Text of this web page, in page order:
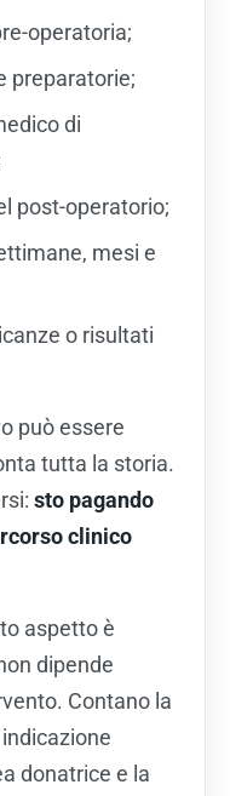
operatoria;
preparatorie;
di
post-operatorio;
mesi e
o risultati
può essere
tutta la storia.
sto pagando
clinico
aspetto è
dipende
Contano la
donatrice e la